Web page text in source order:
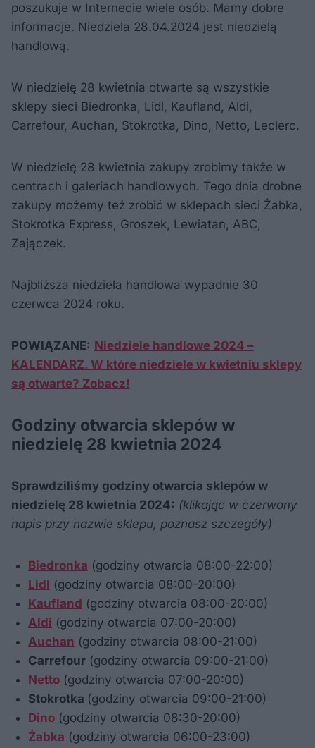
poszukuje w Internecie wiele osób. Mamy dobre
informacje. Niedziela 28.04.2024 jest niedzielą
handlową.
W niedzielę 28 kwietnia otwarte są wszystkie
sklepy sieci Biedronka, Lidl, Kaufland, Aldi,
Carrefour, Auchan, Stokrotka, Dino, Netto, Leclerc.
W niedzielę 28 kwietnia zakupy zrobimy także w
centrach i galeriach handlowych. Tego dnia drobne
zakupy możemy też zrobić w sklepach sieci Żabka,
Stokrotka Express, Groszek, Lewiatan, ABC,
Zajączek.
Najbliższa niedziela handlowa wypadnie 30
czerwca 2024 roku.
POWIĄZANE: Niedziele handlowe 2024 –
KALENDARZ. W które niedziele w kwietniu sklepy
są otwarte? Zobacz!
Godziny otwarcia sklepów w
niedzielę 28 kwietnia 2024
Sprawdziliśmy godziny otwarcia sklepów w
niedzielę 28 kwietnia 2024: (klikając w czerwony
napis przy nazwie sklepu, poznasz szczegóły)
Biedronka (godziny otwarcia 08:00-22:00)
Lidl (godziny otwarcia 08:00-20:00)
Kaufland (godziny otwarcia 08:00-20:00)
Aldi (godziny otwarcia 07:00-20:00)
Auchan (godziny otwarcia 08:00-21:00)
Carrefour (godziny otwarcia 09:00-21:00)
Netto (godziny otwarcia 07:00-20:00)
Stokrotka (godziny otwarcia 09:00-21:00)
Dino (godziny otwarcia 08:30-20:00)
Żabka (godziny otwarcia 06:00-23:00)